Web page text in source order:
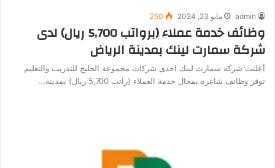
admin مايو 23, 2024 250
وظائف خدمة عملاء (برواتب 5,700 ريال) لدى
شركة سمارت لينك بمدينة الرياض
أعلنت شركة سمارت لينك احدى شركات مجموعة الخليج للتدريب والتعليم
توفر وظائف شاغرة بمجال خدمة العملاء (راتب 5,700 ريال) بمدينة…